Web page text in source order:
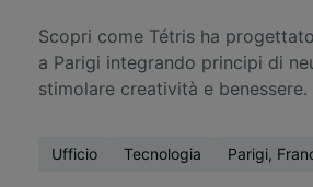
Scopri come Tétris ha
a Parigi integrando principi di
stimolare creatività e benessere.
Ufficio Tecnologia Parigi,